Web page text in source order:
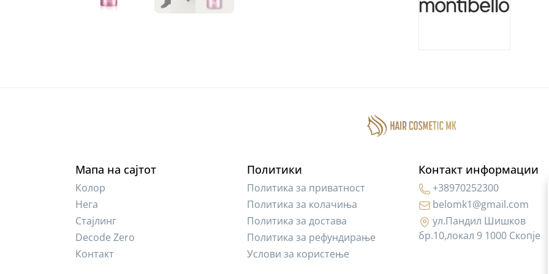
Мапа на сајтот
Колор
Нега
Стајлинг
Decode Zero
Контакт
Политики
Политика за приватност
Политика за колачиња
Политика за достава
Политика за рефундирање
Услови за користење
Контакт информации
+38970252300
belomk1@gmail.com
ул.Пандил Шишков
бр.10,локал 9 1000 Скопје